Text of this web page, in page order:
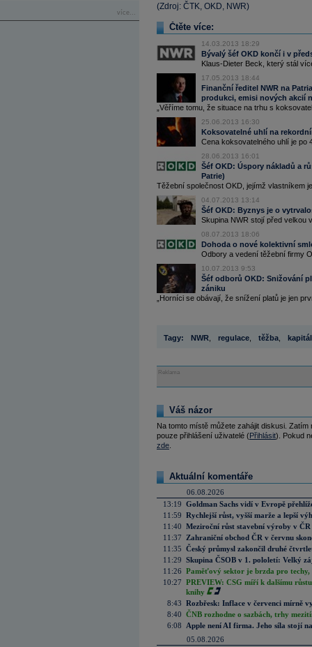
více...
(Zdroj: ČTK, OKD, NWR)
Čtěte více:
14.03.2013 18:29
Bývalý šéf OKD končí i v
Klaus-Dieter Beck, který stál
17.05.2013 18:44
Finanční ředitel NWR na
produkci, emisi nových akcií
„Věříme tomu, že situace na trhu s
25.06.2013 16:30
Koksovatelné uhlí na
Cena koksovatelného uhlí je po
28.06.2013 16:01
Šéf OKD: Úspory nákladů a
Patrie)
Těžební společnost OKD, jejímž vlastníkem
04.07.2013 13:14
Šéf OKD: Byznys je o
Skupina NWR stojí před velkou
08.07.2013 18:06
Dohoda o nové kolektivní
Odbory a vedení těžební firmy
10.07.2013 9:53
Šéf odborů OKD: Snižování
zániku
„Horníci se obávají, že snížení platů je jen
Tagy: NWR regulace těžba kapitál
Reklama
Váš názor
Na tomto místě můžete zahájit diskusi.
pouze přihlášení uživatelé (Přihlásit). Pokud
zde
Aktuální komentáře
06.08.2026
13:19 Goldman Sachs vidí v Evropě
11:59 Rychlejší růst, vyšší marže a lepší
11:40 Meziroční růst stavební výroby v
11:37
Zahraniční obchod ČR v červnu
11:35 Český průmysl zakončil druhé
11:29 Skupina ČSOB v 1. pololetí: Velký
11:26 Paměťový sektor je brzda pro techy,
10:27 PREVIEW: CSG míří k dalšímu
knihy
8:43 Rozbřesk: Inflace v červenci mírně
8:40 ČNB rozhodne o sazbách, trhy
6:08
Apple není AI firma. Jeho síla stojí
05.08.2026